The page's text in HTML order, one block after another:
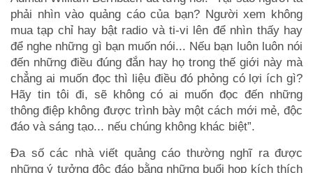
phải nhìn vào quảng cáo của bạn? Người xem không
mua tạp chỉ hay bật radio và ti-vi lên để nhìn thấy hay
để nghe những gì bạn muốn nói... Nếu bạn luôn luôn nói
đến những điều đúng đắn hay họ trong thế giới này mà
chẳng ai muốn đọc thì liệu điều đó phỏng có lợi ích gì?
Hãy tin tôi đi, sẽ không có ai muốn đọc đến những
thông điệp không được trình bày một cách mới mẻ, độc
đáo và sáng tạo... nếu chúng không khác biệt”.
Đa số các nhà viết quảng cáo thường nghĩ ra được
những ý tưởng độc đáo bằng những buổi họp kích thích